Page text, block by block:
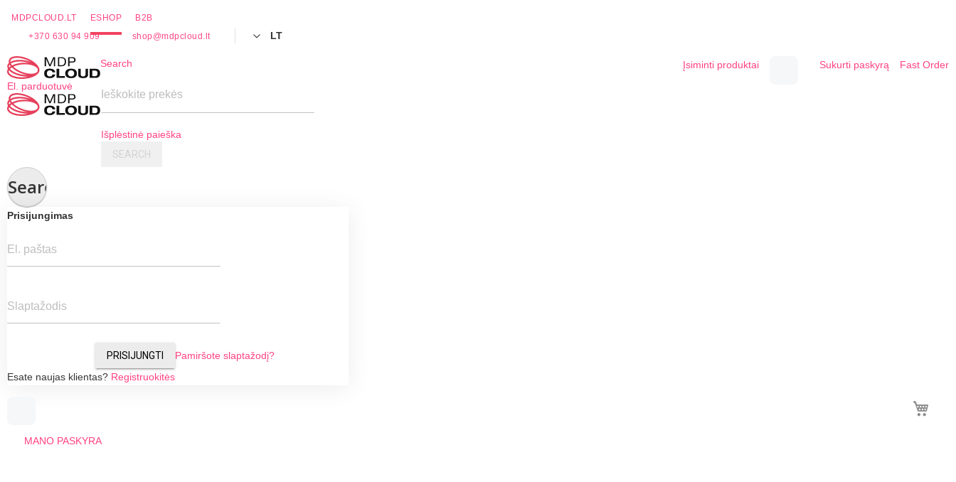
MDPCLOUD.LT ESHOP
B2B
+370 630 94 909
shop@mdpcloud.lt LT
Įsiminti produktai Sukurti paskyrą Fast Order
Skip
to
Content
El. parduotuvė
Search
Ieškokite prekės
Išplėstinė paieška
SEARCH
Search
Prisijungimas
El. paštas
Slaptažodis
PRISIJUNGTI
Pamiršote slaptažodį?
Esate naujas klientas? Registruokitės
MANO PASKYRA